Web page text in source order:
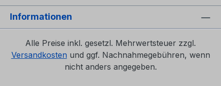
Informationen
Alle Preise inkl. gesetzl. Mehrwertsteuer zzgl.
Versandkosten und ggf. Nachnahmegebühren, wenn
nicht anders angegeben.